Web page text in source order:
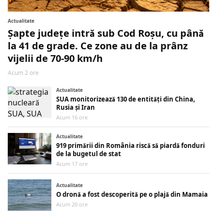
Actualitate
Șapte județe intră sub Cod Roșu, cu până
la 41 de grade. Ce zone au de la prânz
vijelii de 70-90 km/h
Acum 2 ore
Actualitate
SUA monitorizează 130 de entități din China,
Rusia și Iran
Acum 16 ore
Actualitate
919 primării din România riscă să piardă fonduri
de la bugetul de stat
Acum 17 ore
Actualitate
O dronă a fost descoperită pe o plajă din Mamaia
Acum 20 ore